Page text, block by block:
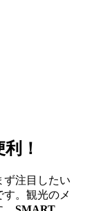
！
ず注目したい
。観光のメ